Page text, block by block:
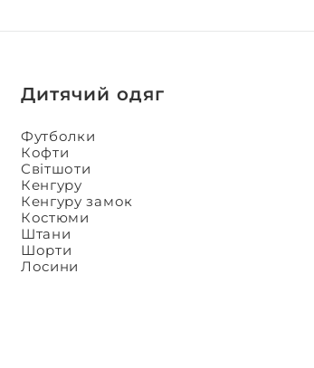
Дитячий одяг
Футболки
Кофти
Світшоти
Кенгуру
Кенгуру замок
Костюми
Штани
Шорти
Лосини